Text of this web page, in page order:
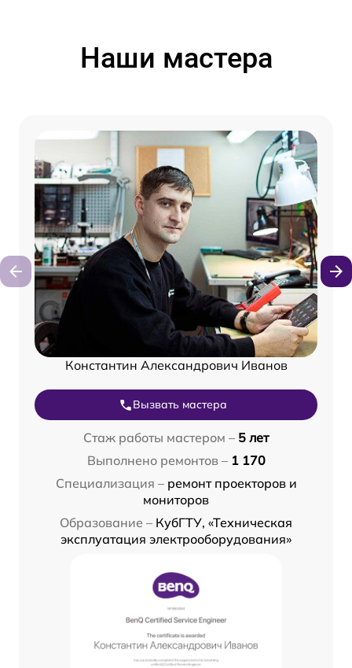
Наши мастера
Константин Александрович Иванов
Вызвать мастера
Стаж работы мастером – 5 лет
Выполнено ремонтов – 1 170
Специализация – ремонт проекторов и
мониторов
Образование – КубГТУ, «Техническая
эксплуатация электрооборудования»